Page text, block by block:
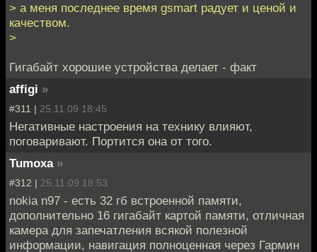
> а меня последнее время gsmart радует и ценой и
качеством.
>
Гигабайт хорошие устройства делает - факт
affigi »
#311 | 25.11.09 18:45
Негативные настроения на технику влияют,
поговаривают. Портится она от того.
Tumoxa »
#312 | 25.11.09 18:53
nokia n97 - есть 32 гб встроенной памяти,
дополнительно 16 гигабайт картой памяти, отличная
камера для запечатления всякой полезной
информации, навигация полноценная через Гармин